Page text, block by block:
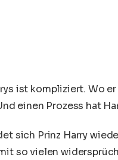
ist kompliziert. Wo
einen Prozess hat
sich Prinz Harry
so vielen